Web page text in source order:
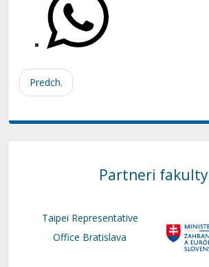
Predch.
Partneri fakulty
Taipei Representative
Office Bratislava